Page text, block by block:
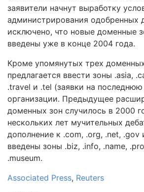
заявители начнут выработку
администрирования одобренных
исключено, что новые доменные
введены уже в конце 2004 года.
Кроме упомянутых трех
предлагается ввести зоны .asia,
.travel и .tel (заявки на
организации. Предыдущее
доменных зон случилось в 2000
нескольких лет мучительных
дополнение к .com, .org, .net, .gov
введены зоны .biz, .info, .name,
.museum.
Associated Press, Reuters